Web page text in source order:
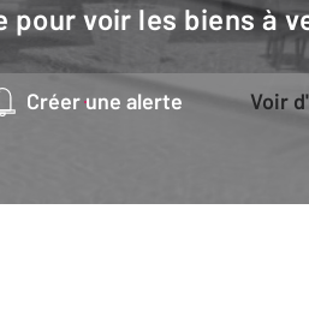
pour voir les biens à
Créer une alerte Voir